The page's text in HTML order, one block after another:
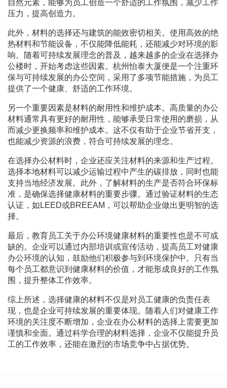
自然元素，能够为员工创造一个舒适的工作氛围，减少工作
压力，提高创造力。
此外，材料的选择还与建筑的能效密切相关。使用高效的绝
热材料和节能设备，不仅能降低能耗，还能减少对环境的影
响。随着可持续发展理念的普及，越来越多的企业在选择办
公楼时，开始考虑这些因素。杭州怡泰大厦便是一个注重环
保与可持续发展的办公空间，采用了多项节能措施，为员工
提供了一个健康、舒适的工作环境。
另一个重要因素是材料的耐用性和维护成本。高质量的办公
材料通常具有更好的耐用性，能够承受日常使用的磨损，从
而减少更换频率和维护成本。这不仅有助于企业节省开支，
也能减少资源的浪费，符合可持续发展的理念。
在选择办公材料时，企业还应关注材料的来源和生产过程。
选择本地材料可以减少运输过程中产生的碳排放，同时也能
支持当地经济发展。此外，了解材料的生产是否符合环保标
准，是确保选择健康材料的重要步骤。通过验证材料的生态
认证，如LEED或BREEAM，可以帮助企业做出更明智的选
择。
最后，教育员工关于办公环境健康材料的重要性也是不可或
缺的。企业可以通过内部培训或宣传活动，提高员工对健康
办公环境的认知，鼓励他们积极参与到环境保护中。只有当
每个员工都意识到健康材料的价值，才能形成良好的工作氛
围，提升整体工作效率。
综上所述，选择健康的材料不仅是对员工健康的负责任表
现，也是企业可持续发展的重要体现。随着人们对健康工作
环境的关注度不断增加，企业在办公材料的选择上需要更加
谨慎和全面。通过科学合理的材料选择，企业不仅能提升员
工的工作效率，还能在激烈的市场竞争中占据优势。